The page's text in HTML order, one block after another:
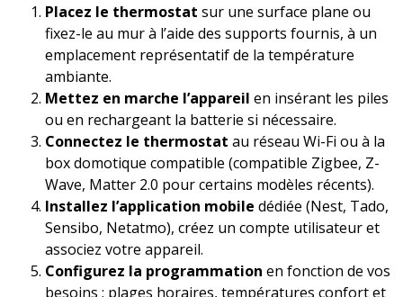
Placez le thermostat sur une surface plane ou
fixez-le au mur à l’aide des supports fournis, à un
emplacement représentatif de la température
ambiante.
Mettez en marche l’appareil en insérant les piles
ou en rechargeant la batterie si nécessaire.
Connectez le thermostat au réseau Wi-Fi ou à la
box domotique compatible (compatible Zigbee, Z-
Wave, Matter 2.0 pour certains modèles récents).
Installez l’application mobile dédiée (Nest, Tado,
Sensibo, Netatmo), créez un compte utilisateur et
associez votre appareil.
Configurez la programmation en fonction de vos
besoins : plages horaires, températures confort et